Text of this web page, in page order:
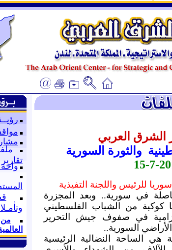
ـ
ـ
تقارير
واحة
العربي
والثورة السورية
15-7-
للرئيس واللجنة التفيذية
في سورية.. وبعد المجزرة
كوكبة من الشباب الفلسطيني
في صفوف جيش التحرير
السورية..
الساحة النضالية الرئيسية